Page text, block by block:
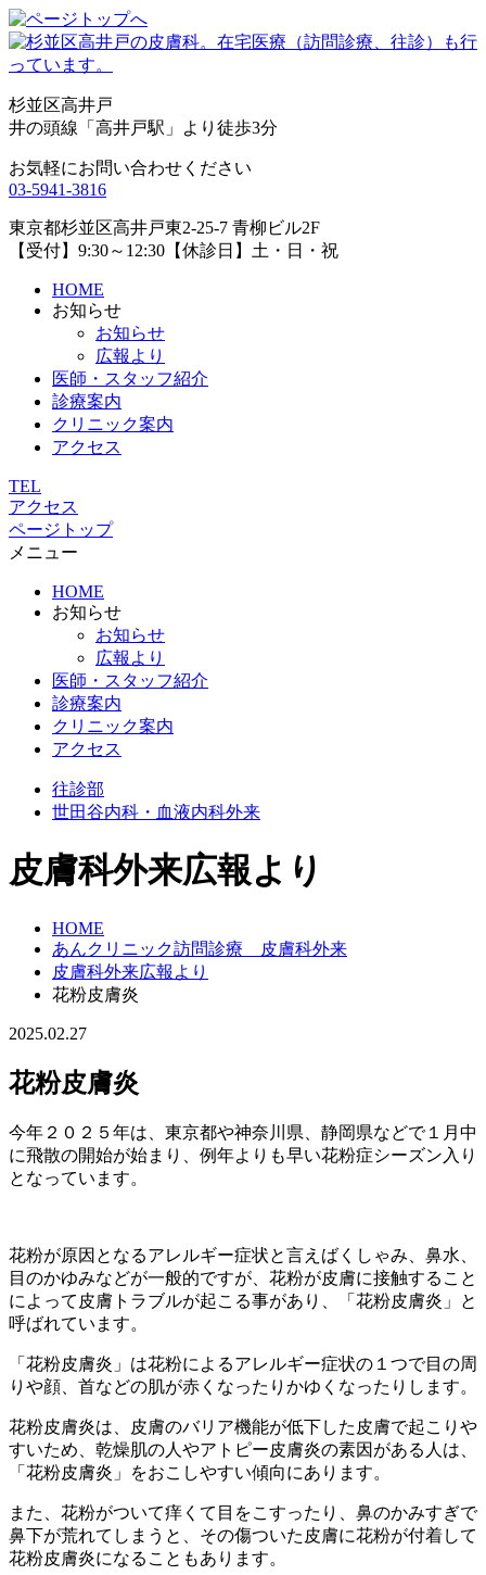
杉並区高井戸
井の頭線「高井戸駅」より徒歩3分
お気軽にお問い合わせください
03-5941-3816
東京都杉並区高井戸東2-25-7 青柳ビル2F
【受付】9:30～12:30【休診日】土・日・祝
HOME
お知らせ
お知らせ
広報より
医師・スタッフ紹介
診療案内
クリニック案内
アクセス
TEL
アクセス
ページトップ
メニュー
HOME
お知らせ
お知らせ
広報より
医師・スタッフ紹介
診療案内
クリニック案内
アクセス
往診部
世田谷内科・血液内科外来
皮膚科外来広報より
HOME
あんクリニック訪問診療 皮膚科外来
皮膚科外来広報より
花粉皮膚炎
2025.02.27
花粉皮膚炎
今年２０２５年は、東京都や神奈川県、静岡県などで１月中
に飛散の開始が始まり、例年よりも早い花粉症シーズン入り
となっています。
花粉が原因となるアレルギー症状と言えばくしゃみ、鼻水、
目のかゆみなどが一般的ですが、花粉が皮膚に接触すること
によって皮膚トラブルが起こる事があり、「花粉皮膚炎」と
呼ばれています。
「花粉皮膚炎」は花粉によるアレルギー症状の１つで目の周
りや顔、首などの肌が赤くなったりかゆくなったりします。
花粉皮膚炎は、皮膚のバリア機能が低下した皮膚で起こりや
すいため、乾燥肌の人やアトピー皮膚炎の素因がある人は、
「花粉皮膚炎」をおこしやすい傾向にあります。
また、花粉がついて痒くて目をこすったり、鼻のかみすぎで
鼻下が荒れてしまうと、その傷ついた皮膚に花粉が付着して
花粉皮膚炎になることもあります。